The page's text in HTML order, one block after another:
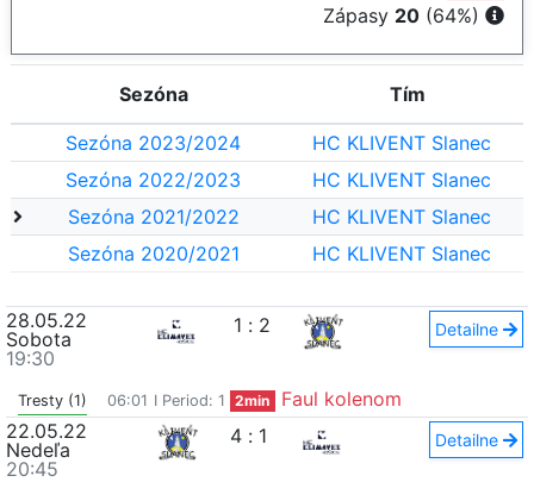
Zápasy 20 (64%)
Sezóna Tím
Sezóna 2023/2024
HC KLIVENT Slanec
Sezóna 2022/2023
HC KLIVENT Slanec
Sezóna 2021/2022
HC KLIVENT Slanec
Sezóna 2020/2021
HC KLIVENT Slanec
28.05.22
Sobota
19:30
1 : 2 Detailne
Tresty (1) 06:01 I Period: 1 2min
Faul kolenom
22.05.22
Nedeľa
20:45
4 : 1 Detailne